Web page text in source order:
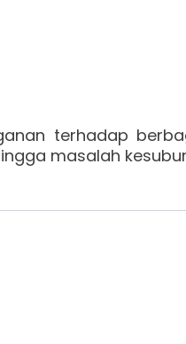
terhadap
masalah